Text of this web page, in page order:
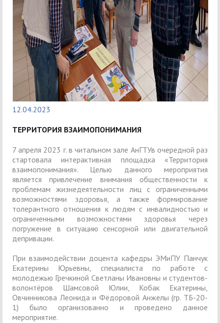
12.04.2023
ТЕРРИТОРИЯ ВЗАИМОПОНИМАНИЯ
7 апреля 2023 г. в читальном зале АнГТУв очередной раз
стартовала интерактивная площадка «Территория
взаимопонимания». Целью данного мероприятия
является привлечение внимания общественности к
проблемам жизнедеятельности лиц с ограниченными
возможностями здоровья, а также формирование
толерантного отношения к людям с инвалидностью и
ограниченными возможностями здоровья через
погружение в ситуацию сенсорной или двигательной
депривации.
При взаимодействии доцента кафедры ЭМиПУ Панчук
Екатерины Юрьевны, специалиста по работе с
молодежью Гречкиной Светланы Ивановны и студентов-
волонтёров Шамсовой Юлии, Кобак Екатерины,
Овчинникова Леонида и Фёдоровой Анжелы (гр. ТБ-20-
1) было организованно и проведено данное
мероприятие.